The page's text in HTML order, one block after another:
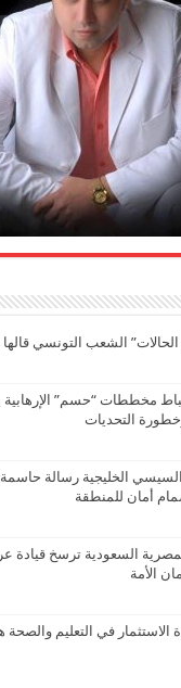
الشعب التونسي
مخططات “حسم”
التحديات
السيسي الخليجية رسالة
أمان للمنطقة
السعودية ترسخ قيادة
الأمة
الاستثمار في التعليم